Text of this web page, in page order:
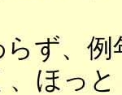
ず、
ほっ